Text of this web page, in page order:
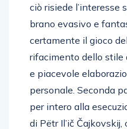
ciò risiede l’interesse
brano evasivo e
certamente il gioco
rifacimento dello stile
e piacevole
personale. Seconda
per intero alla
di Pëtr Il’ič